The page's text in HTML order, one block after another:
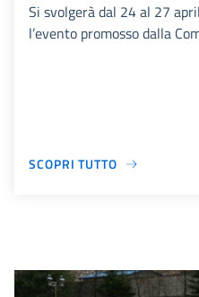
Si svolgerà dal 24 al 27
l’evento promosso dalla
SCOPRI TUTTO